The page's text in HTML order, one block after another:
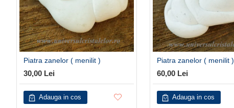
Piatra zanelor ( menilit )
30,00 Lei
Adauga in cos
Piatra zanelor ( menilit )
60,00 Lei
Adauga in cos